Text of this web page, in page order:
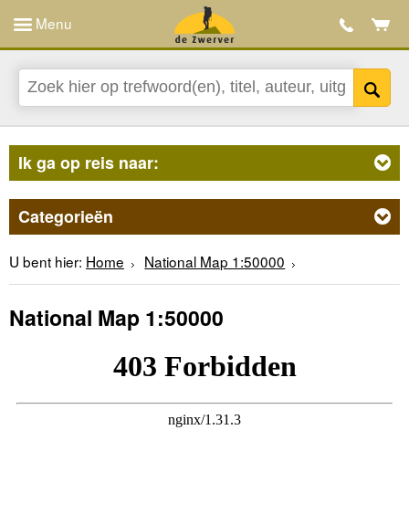
Menu
Ik ga op reis naar:
Categorieën
U bent hier: Home National Map 1:50000
National Map 1:50000